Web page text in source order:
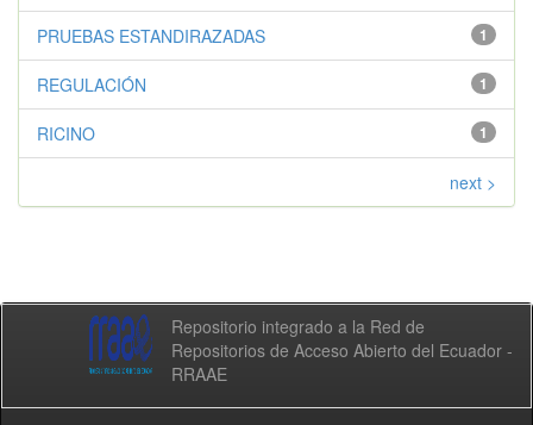
1
PRUEBAS ESTANDIRAZADAS
1
REGULACIÓN
1
RICINO
next >
Repositorio integrado a la Red de
Repositorios de Acceso Abierto del Ecuador -
RRAAE